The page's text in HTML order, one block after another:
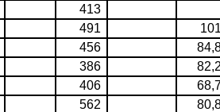
413
491
456
386
406
562